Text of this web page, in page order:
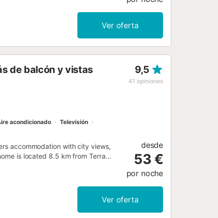
with a small outdoor kitchen,
and one with two single beds), a
equipped kitchen with
house is completely non-
ideal for Nordic walking, jogging,
Ver oferta
de balcón y vistas 9,5
41 opiniones
acondicionado
Televisión
accommodation with city views,
is located 8.5 km from Terra
desde
53 €
por noche
Ver oferta